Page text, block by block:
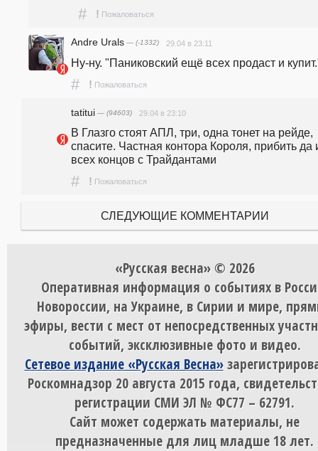
# ! Пожаловаться
Andre Urals — (-1332) 29.04 в 23:11
Ну-ну. "Паниковский ещё всех продаст и
# ! Пожаловаться
tatitui — (94603) 29.04 в 23:10
В Глазго стоят АПЛ, три, одна тонет на рейде,
спасите. Частная контора Короля, прибить да
всех концов с Трайдантами
# ! Пожаловаться
СЛЕДУЮЩИЕ КОММЕНТАРИИ
«Русская весна» © 2026
Оперативная информация о событиях в
Новороссии, на Украине, в Сирии и мире,
эфиры, вести с мест от непосредственных
событий, эксклюзивные фото и видео.
Сетевое издание «Русская Весна»
Роскомнадзор 20 августа 2015 года,
регистрации СМИ ЭЛ № ФС77 – 62791.
Сайт может содержать материалы, не
предназначенные для лиц младше 18 лет.